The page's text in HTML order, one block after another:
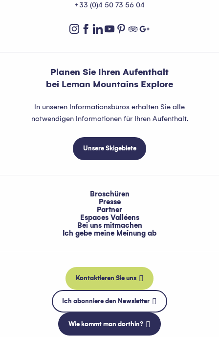
+33 (0)4 50 73 56 04
Planen Sie Ihren Aufenthalt
bei Leman Mountains Explore
In unseren Informationsbüros erhalten Sie alle
notwendigen Informationen für Ihren Aufenthalt.
Unsere Skigebiete
Broschüren
Presse
Partner
Espaces Valléens
Bei uns mitmachen
Ich gebe meine Meinung ab
Kontaktieren Sie uns
Ich abonniere den Newsletter
Wie kommt man dorthin?